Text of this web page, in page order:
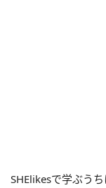
SHElikesで学ぶう